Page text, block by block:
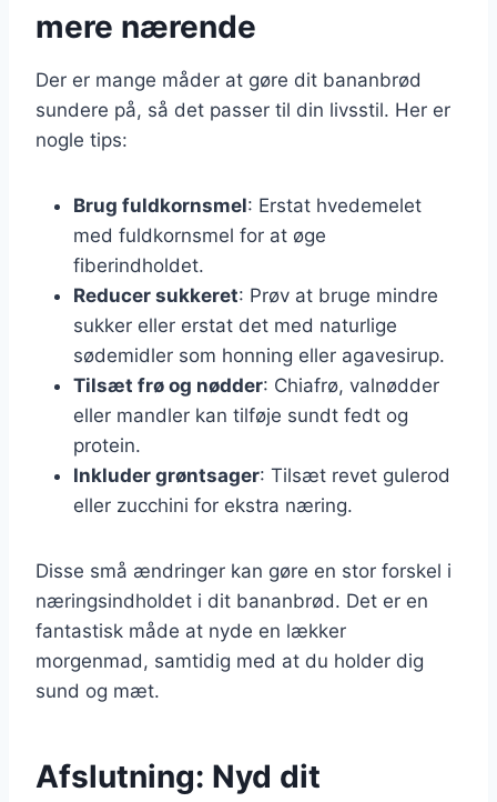
mere nærende
Der er mange måder at gøre dit bananbrød
sundere på, så det passer til din livsstil. Her er
nogle tips:
Brug fuldkornsmel: Erstat hvedemelet
med fuldkornsmel for at øge
fiberindholdet.
Reducer sukkeret: Prøv at bruge mindre
sukker eller erstat det med naturlige
sødemidler som honning eller agavesirup.
Tilsæt frø og nødder: Chiafrø, valnødder
eller mandler kan tilføje sundt fedt og
protein.
Inkluder grøntsager: Tilsæt revet gulerod
eller zucchini for ekstra næring.
Disse små ændringer kan gøre en stor forskel i
næringsindholdet i dit bananbrød. Det er en
fantastisk måde at nyde en lækker
morgenmad, samtidig med at du holder dig
sund og mæt.
Afslutning: Nyd dit